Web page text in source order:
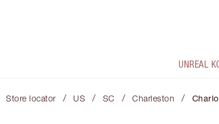
UNREAL
Store locator / US / SC / Charleston /